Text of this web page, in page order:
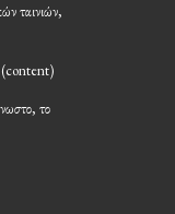
ταινιών,
(content)
το